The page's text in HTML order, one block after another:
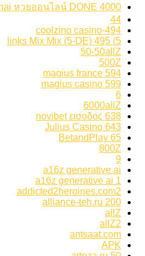
4000 links Thai หวยออนไลน์ DONE
44
494-coolzino casino
5) 495 links Mix Mix (5-DE)
50-50allZ
500Z
594 magius france
599 magius casino
6
6000allZ
638 novibet εισοδος
643 Julius Casino
65 BetandPlay
800Z
9
a16z generative ai
a16z generative ai 1
addicted2heroines.com2
alliance-teh.ru 200
allZ
allZ2
antsaat.com
APK